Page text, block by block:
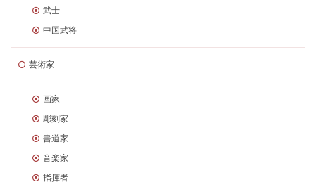
武士
中国武将
芸術家
画家
彫刻家
書道家
音楽家
指揮者